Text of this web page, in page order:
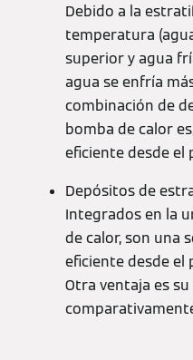
Debido a la
temperatura
superior y agua
agua se enfría
combinación de
bomba de calor
eficiente desde el
Depósitos de
Integrados en la
de calor, son una
eficiente desde el
Otra ventaja es